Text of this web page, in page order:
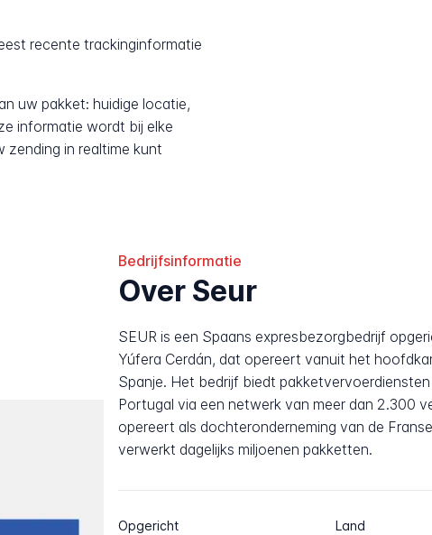
recente trackinginformatie
uw pakket: huidige locatie,
informatie wordt bij elke
in realtime kunt
Bedrijfsinformatie
Over Seur
SEUR is een Spaans expresbezorgbedrijf
Yúfera Cerdán, dat opereert vanuit het
Spanje. Het bedrijf biedt pakketvervoerdiensten
Portugal via een netwerk van meer dan 2.300
opereert als dochteronderneming van de
verwerkt dagelijks miljoenen pakketten.
Opgericht Land